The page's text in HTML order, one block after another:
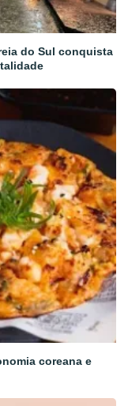
do Sul conquista
coreana e